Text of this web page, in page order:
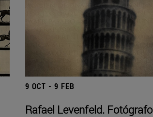
9 OCT - 9 FEB
Rafael Levenfeld. Fotógrafo